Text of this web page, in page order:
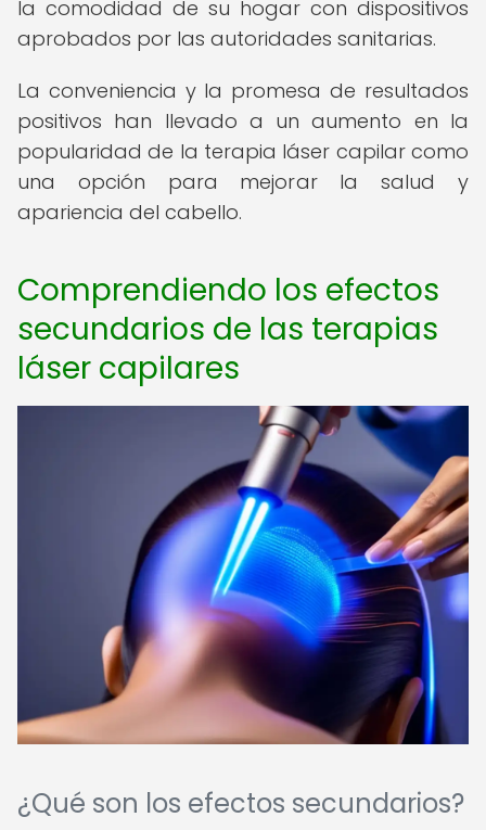
la comodidad de su hogar con dispositivos
aprobados por las autoridades sanitarias.
La conveniencia y la promesa de resultados
positivos han llevado a un aumento en la
popularidad de la terapia láser capilar como
una opción para mejorar la salud y
apariencia del cabello.
Comprendiendo los efectos
secundarios de las terapias
láser capilares
¿Qué son los efectos secundarios?